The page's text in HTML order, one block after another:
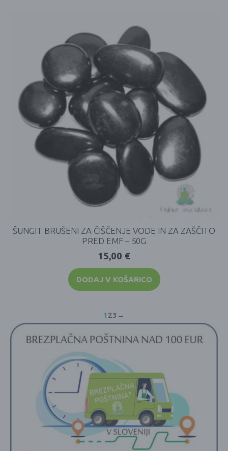
ŠUNGIT BRUŠENI ZA ČIŠČENJE VODE IN ZA ZAŠČITO
PRED EMF – 50G
15,00 €
DODAJ V KOŠARICO
1 23 →